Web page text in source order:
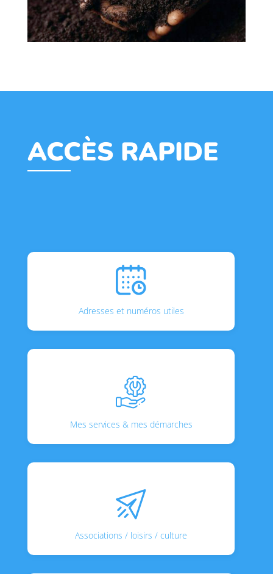
ACCÈS RAPIDE
Adresses et numéros utiles
Mes services & mes démarches
Associations / loisirs / culture